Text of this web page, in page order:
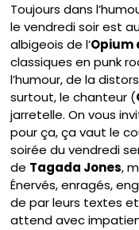
Toujours dans
le vendredi soir est
albigeois de l’Opium
classiques en punk
l’humour, de la
surtout, le chanteur (
jarretelle. On vous
pour ça, ça vaut le
soirée du vendredi
de Tagada Jones,
Énervés, enragés,
de par leurs textes
attend avec